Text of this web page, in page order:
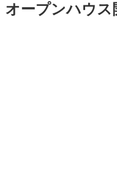
オープンハウス